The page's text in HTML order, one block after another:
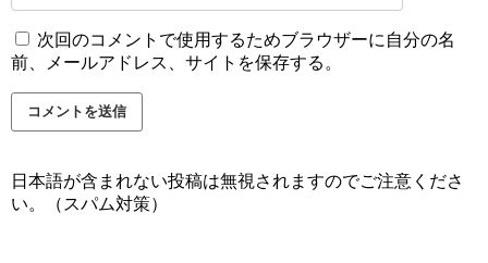
次回のコメントで使用するためブラウザーに自分の名
前、メールアドレス、サイトを保存する。
日本語が含まれない投稿は無視されますのでご注意くださ
い。（スパム対策）